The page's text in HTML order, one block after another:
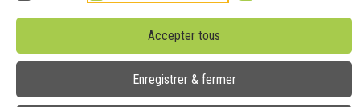
Accepter tous
Enregistrer & fermer
Message d'erreur 404
Les liens suivants peuvent vous aider à trouver les informations